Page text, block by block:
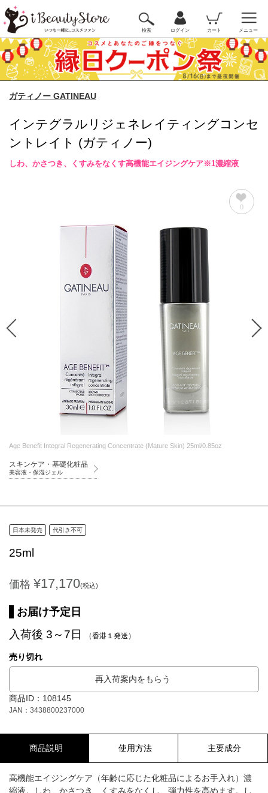
検索 ログイン カート メニュー
ガティノー GATINEAU
インテグラルリジェネレイティングコンセ
ントレイト (ガティノー)
しわ、かさつき、くすみをなくす高機能エイジングケア※1濃縮液
0
Age Benefit Integral Regenerating Concentrate (Mature Skin) 25ml/0.85oz
スキンケア・基礎化粧品
美容液・保湿ジェル
日本未発売 代引き不可
25ml
価格 ¥17,170(税込)
お届け予定日
入荷後 3～7日 （香港１発送）
売り切れ
再入荷案内をもらう
商品ID：108145
JAN：3438800237000
商品説明 使用方法 主要成分
高機能エイジングケア（年齢に応じた化粧品によるお手入れ）濃
縮液。しわ、かさつき、くすみをなくし、弾力性を高めます。し